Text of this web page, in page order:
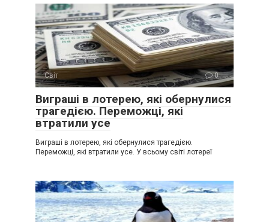
Світ 0
Виграші в лотерею, які обернулися
трагедією. Переможці, які
втратили усе
Виграші в лотерею, які обернулися трагедією.
Переможці, які втратили усе. У всьому світі лотереї